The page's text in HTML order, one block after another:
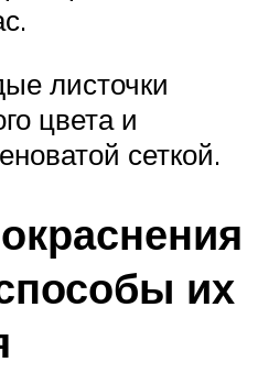
листочки
цвета и
сеткой.
их